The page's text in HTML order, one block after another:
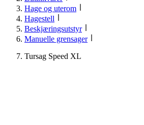
Hage og uterom
Hagestell
Beskjæringsutstyr
Manuelle grensager
Tursag Speed XL